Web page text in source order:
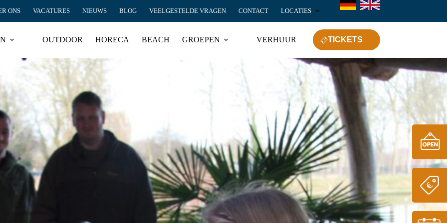
ONS VACATURES NIEUWS BLOG VEELGESTELDE VRAGEN CONTACT LOCATIES
OUTDOOR HORECA BEACH GROEPEN VERHUUR TICKETS